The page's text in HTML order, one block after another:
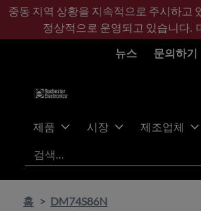
기
콘
바
글
중동 지역 상황을 지속적으로 주시하고
정상적으로 운영되고 있습니다.
뉴스
문의하기
제품 시장 제조업체
검색
홈 DM74S86N